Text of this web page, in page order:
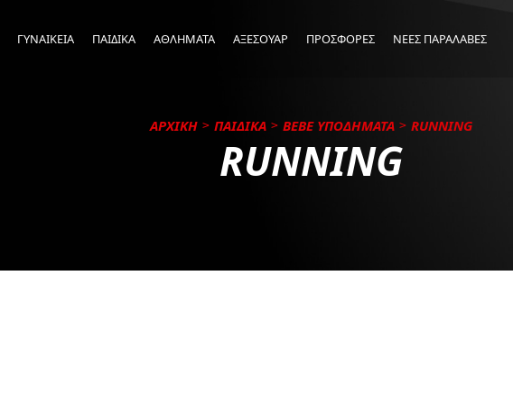
ΓΥΝΑΙΚΕΙΑ ΠΑΙΔΙΚΑ ΑΘΛΗΜΑΤΑ ΑΞΕΣΟΥΑΡ ΠΡΟΣΦΟΡΕΣ ΝΕΕΣ ΠΑΡΑΛΑΒΕΣ
ΑΡΧΙΚΗ ΠΑΙΔΙΚΑ BEBE ΥΠΟΔΗΜΑΤΑ RUNNING
RUNNING